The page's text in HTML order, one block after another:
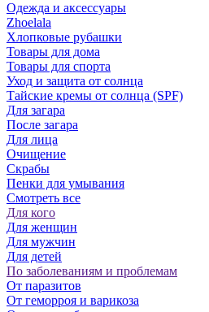
Одежда и аксессуары
Zhoelala
Хлопковые рубашки
Товары для дома
Товары для спорта
Уход и защита от солнца
Тайские кремы от солнца (SPF)
Для загара
После загара
Для лица
Очищение
Скрабы
Пенки для умывания
Смотреть все
Для кого
Для женщин
Для мужчин
Для детей
По заболеваниям и проблемам
От паразитов
Oт геморроя и варикоза